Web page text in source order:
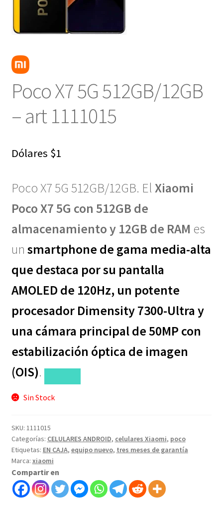
CONTACTO
Poco X7 5G 512GB/12GB
– art 1111015
Dólares $1
Poco X7 5G 512GB/12GB. El Xiaomi
Poco X7 5G con 512GB de
almacenamiento y 12GB de RAM es
un smartphone de gama media-alta
que destaca por su pantalla
AMOLED de 120Hz, un potente
procesador Dimensity 7300-Ultra y
una cámara principal de 50MP con
estabilización óptica de imagen
(OIS).
Sin Stock
SKU: 1111015
Categorías: CELULARES ANDROID, celulares Xiaomi, poco
Etiquetas: EN CAJA, equipo nuevo, tres meses de garantía
Marca: xiaomi
Compartir en